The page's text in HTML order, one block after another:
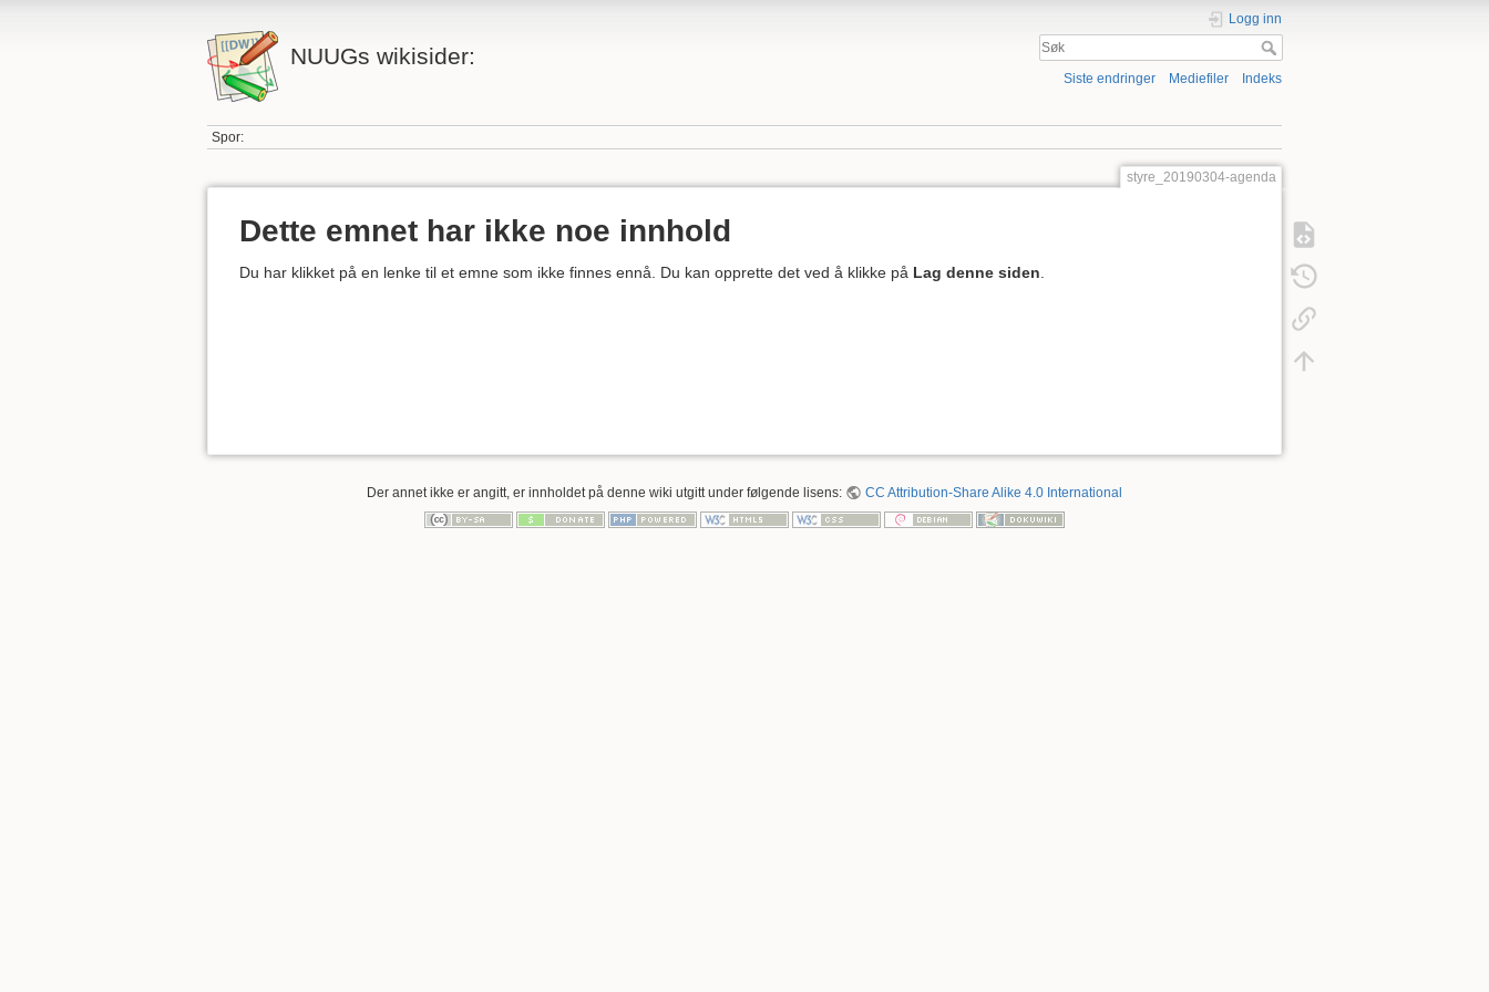
NUUGs wikisider:
Logg inn
Siste endringer Mediefiler Indeks
Spor:
styre_20190304-agenda
Dette emnet har ikke noe innhold
Du har klikket på en lenke til et emne som ikke finnes ennå. Du kan opprette det ved å klikke på Lag denne siden.
Der annet ikke er angitt, er innholdet på denne wiki utgitt under følgende lisens: CC Attribution-Share Alike 4.0 International